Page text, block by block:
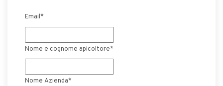
Email*
Nome e cognome apicoltore*
Nome Azienda*